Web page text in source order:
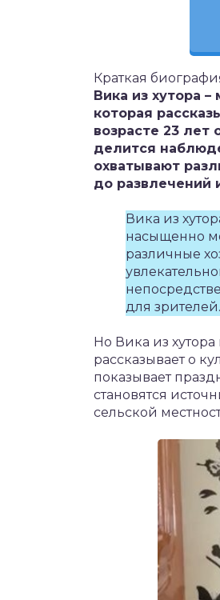
Краткая
Вика из хутора
которая
возрасте 23 лет
делится
охватывают
до развлечений
Вика из
насыщенно
различные
для зрителей.
Но Вика из
рассказывает о
показывает
становятся
сельской